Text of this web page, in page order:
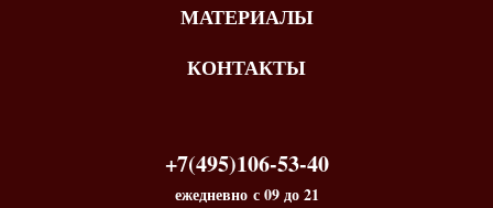
МАТЕРИАЛЫ
КОНТАКТЫ
+7(495)106-53-40
ежедневно с 09 до 21